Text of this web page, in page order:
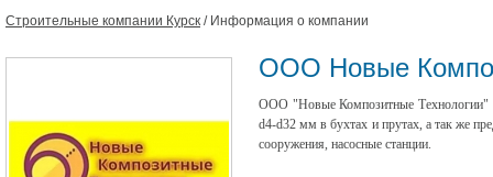
Строительные компании Курск / Информация о компании
ООО Новые
ООО "Новые Композитные Технологии"
d4-d32 мм в бухтах и прутах, а так же
сооружения, насосные станции.